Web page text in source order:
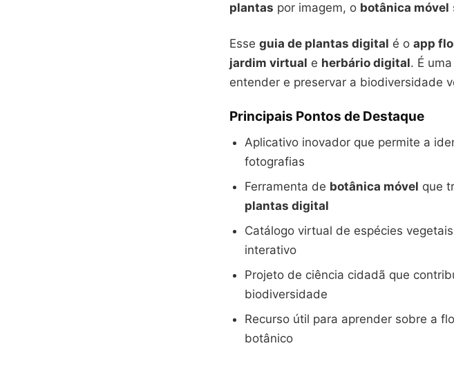
plantas por imagem, o botânica móvel
Esse guia de plantas digital é o app
jardim virtual e herbário digital. É uma
entender e preservar a biodiversidade
Principais Pontos de Destaque
Aplicativo inovador que permite a
fotografias
Ferramenta de botânica móvel que
plantas digital
Catálogo virtual de espécies
interativo
Projeto de ciência cidadã que
biodiversidade
Recurso útil para aprender sobre a
botânico